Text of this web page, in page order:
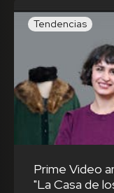
Tendencias
Prime Video
"La Casa de